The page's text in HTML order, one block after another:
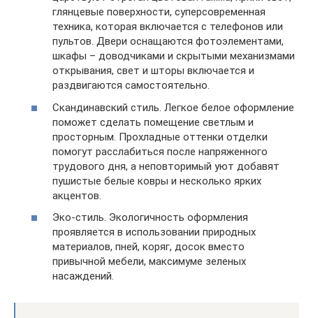
глянцевые поверхности, суперсовременная
техника, которая включается с телефонов или
пультов. Двери оснащаются фотоэлементами,
шкафы – доводчиками и скрытыми механизмами
открывания, свет и шторы включается и
раздвигаются самостоятельно.
Скандинавский стиль. Легкое белое оформление
поможет сделать помещение светлым и
просторным. Прохладные оттенки отделки
помогут расслабиться после напряженного
трудового дня, а неповторимый уют добавят
пушистые белые ковры и несколько ярких
акцентов.
Эко-стиль. Экологичность оформления
проявляется в использовании природных
материалов, пней, коряг, досок вместо
привычной мебели, максимуме зеленых
насаждений.